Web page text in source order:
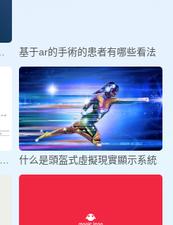
基于ar的手術的患者有哪些看法
什么是頭盔式虛擬現實顯示系統